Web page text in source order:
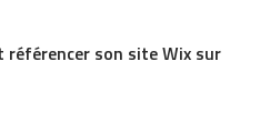
référencer son site Wix sur